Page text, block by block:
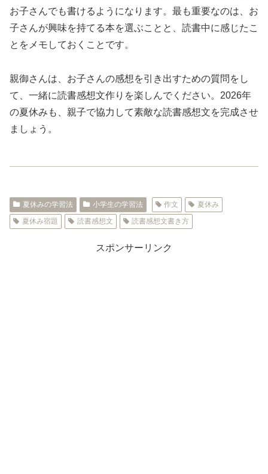
お子さんでも書けるようになります。最も重要なのは、お
子さんが興味を持てる本を選ぶことと、読書中に感じたこ
とをメモしておくことです。
親御さんは、お子さんの感想を引き出すための質問をし
て、一緒に読書感想文作りを楽しんでください。2026年
の夏休みも、親子で協力して素敵な読書感想文を完成させ
ましょう。
夏休みの学習法 小学生の学習法 作文
夏休み
夏休み宿題
読書感想文 読書感想文書き方
スポンサーリンク